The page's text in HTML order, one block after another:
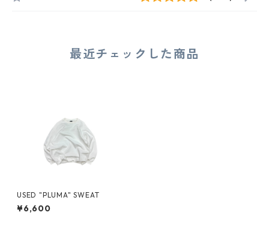
最近チェックした商品
USED "PLUMA" SWEAT
¥6,600